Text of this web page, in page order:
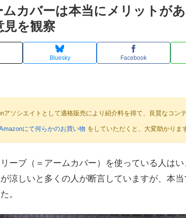
カバーは本当にメリットが
見を観察
Bluesky Facebook
アソシエイトとして適格販売により紹介料を得て、良質なコン
にて何らかのお買い物 をしていただくと、大変助かりま
ーブ（＝アームカバー）を使っている人は
涼しいと多くの人が断言していますが、本
。